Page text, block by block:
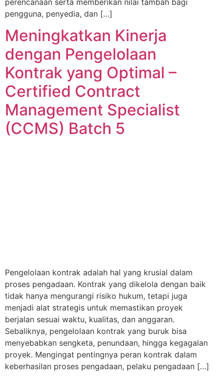
pengguna, penyedia, dan […]
Meningkatkan Kinerja
dengan Pengelolaan
Kontrak yang Optimal –
Certified Contract
Management Specialist
(CCMS) Batch 5
Pengelolaan kontrak adalah hal yang krusial dalam
proses pengadaan. Kontrak yang dikelola dengan baik
tidak hanya mengurangi risiko hukum, tetapi juga
menjadi alat strategis untuk memastikan proyek
berjalan sesuai waktu, kualitas, dan anggaran.
Sebaliknya, pengelolaan kontrak yang buruk bisa
menyebabkan sengketa, penundaan, hingga kegagalan
proyek. Mengingat pentingnya peran kontrak dalam
keberhasilan proses pengadaan, pelaku pengadaan […]